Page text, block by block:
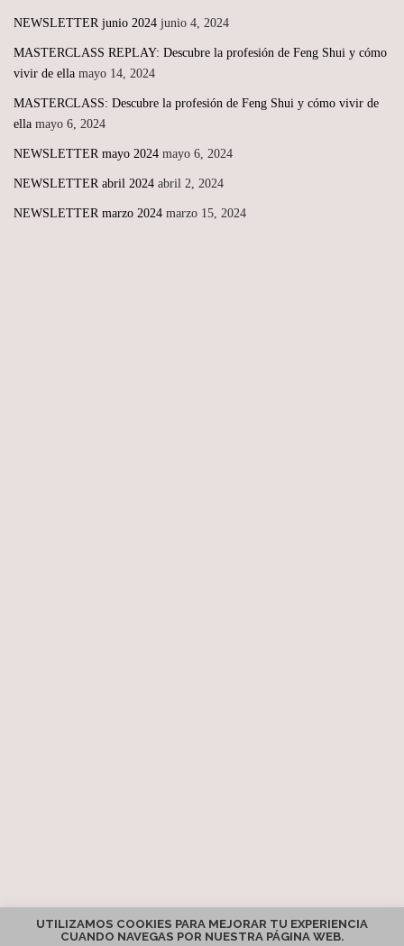
NEWSLETTER junio 2024 junio 4, 2024
MASTERCLASS REPLAY: Descubre la profesión de Feng Shui y cómo
vivir de ella mayo 14, 2024
MASTERCLASS: Descubre la profesión de Feng Shui y cómo vivir de
ella mayo 6, 2024
NEWSLETTER mayo 2024 mayo 6, 2024
NEWSLETTER abril 2024 abril 2, 2024
NEWSLETTER marzo 2024 marzo 15, 2024
UTILIZAMOS COOKIES PARA MEJORAR TU EXPERIENCIA
CUANDO NAVEGAS POR NUESTRA PÁGINA WEB.